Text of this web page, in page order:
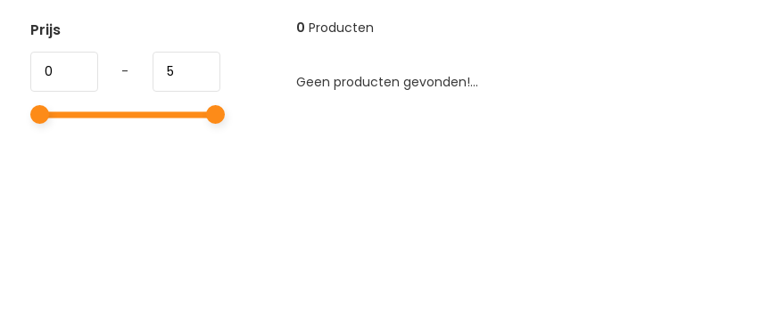
Prijs
-
0 Producten
Geen producten gevonden!...